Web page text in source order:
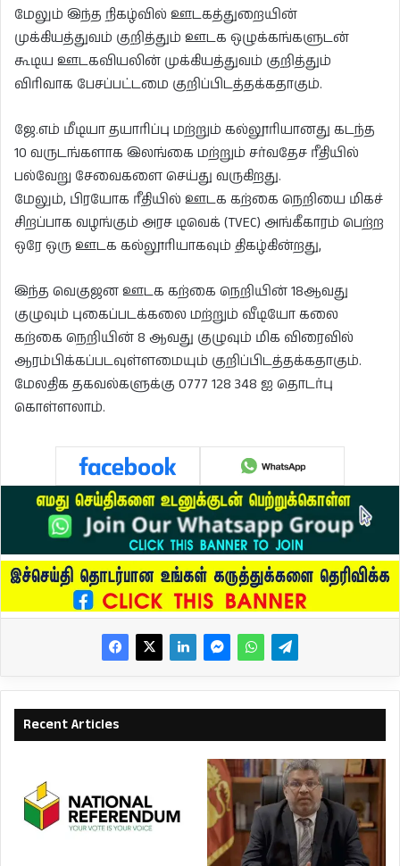
மேலும் இந்த நிகழ்வில் ஊடகத்துறையின்
முக்கியத்துவம் குறித்தும் ஊடக ஒழுக்கங்களுடன்
கூடிய ஊடகவியலின் முக்கியத்துவம் குறித்தும்
விரிவாக பேசப்பட்டமை குறிப்பிடத்தக்கதாகும்.
ஜே.எம் மீடியா தயாரிப்பு மற்றும் கல்லூரியானது கடந்த
10 வருடங்களாக இலங்கை மற்றும் சர்வதேச ரீதியில்
பல்வேறு சேவைகளை செய்து வருகிறது.
மேலும், பிரயோக ரீதியில் ஊடக கற்கை நெறியை மிகச்
சிறப்பாக வழங்கும் அரச டிவெக் (TVEC) அங்கீகாரம் பெற்ற
ஒரே ஒரு ஊடக கல்லூரியாகவும் திகழ்கின்றது,
இந்த வெகுஜன ஊடக கற்கை நெறியின் 18ஆவது
குழுவும் புகைப்படக்கலை மற்றும் வீடியோ கலை
கற்கை நெறியின் 8 ஆவது குழுவும் மிக விரைவில்
ஆரம்பிக்கப்படவுள்ளமையும் குறிப்பிடத்தக்கதாகும்.
மேலதிக தகவல்களுக்கு 0777 128 348 ஐ தொடர்பு
கொள்ளலாம்.
Recent Articles